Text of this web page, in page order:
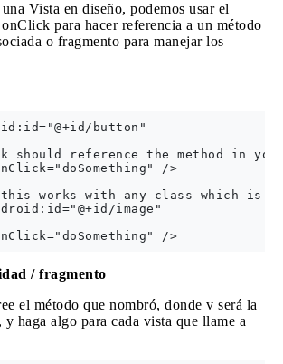
Vista en diseño, podemos usar el
para hacer referencia a un método
o fragmento para manejar los
button"
should reference the method in
/>
works with any class which is
image"
/ fragmento
el método que nombró, donde v será la
y haga algo para cada vista que llame a